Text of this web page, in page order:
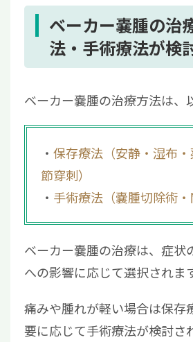
ベーカー嚢腫の治
法・手術療法が検
ベーカー嚢腫の治療方法は、
保存療法（安静・湿布
節穿刺）
手術療法（嚢腫切除術・
ベーカー嚢腫の治療は、症状
への影響に応じて選択されま
痛みや腫れが軽い場合は保存
要に応じて手術療法が検討さ